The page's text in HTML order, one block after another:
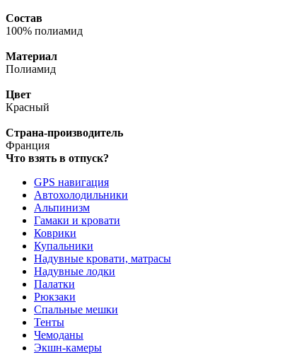
Состав
100% полиамид
Материал
Полиамид
Цвет
Красный
Страна-производитель
Франция
Что взять в отпуск?
GPS навигация
Автохолодильники
Альпинизм
Гамаки и кровати
Коврики
Купальники
Надувные кровати, матрасы
Надувные лодки
Палатки
Рюкзаки
Спальные мешки
Тенты
Чемоданы
Экшн-камеры